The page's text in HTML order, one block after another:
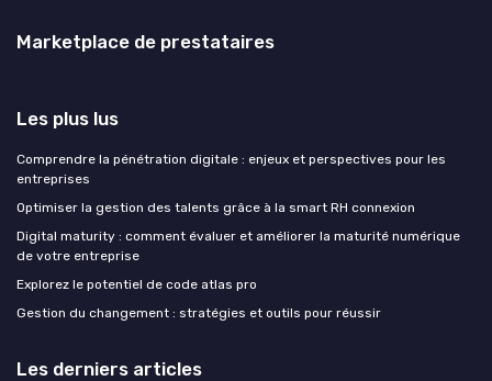
Marketplace de prestataires
Les plus lus
Comprendre la pénétration digitale : enjeux et perspectives pour les
entreprises
Optimiser la gestion des talents grâce à la smart RH connexion
Digital maturity : comment évaluer et améliorer la maturité numérique
de votre entreprise
Explorez le potentiel de code atlas pro
Gestion du changement : stratégies et outils pour réussir
Les derniers articles